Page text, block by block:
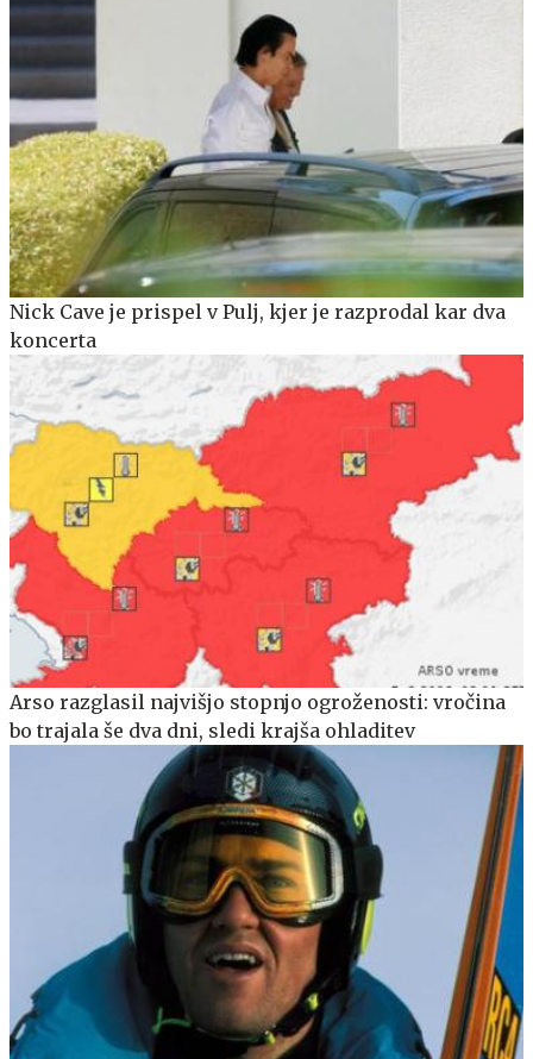
Nick Cave je prispel v Pulj, kjer je razprodal kar dva
koncerta
Arso razglasil najvišjo stopnjo ogroženosti: vročina
bo trajala še dva dni, sledi krajša ohladitev